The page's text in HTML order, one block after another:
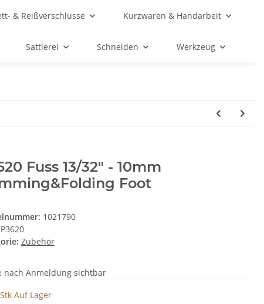
& Reißverschlüsse Kurzwaren & Handarbeit
Sattlerei Schneiden Werkzeug
Fuss 13/32" - 10mm
Foot
1021790
P3620
Zubehör
nach Anmeldung sichtbar
Auf Lager